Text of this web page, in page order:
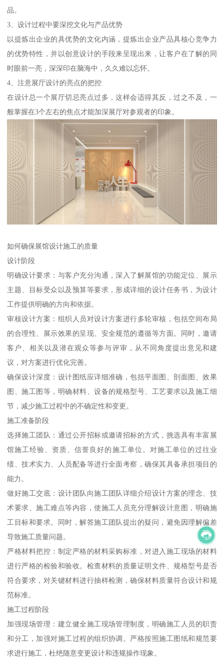
品。
3、设计过程中要深挖文化与产品优势
以提炼出企业的具优势的文化内涵，提炼出企业产品具核心竞争力
的优势特性，并以创意设计的手段来呈现出来，让客户在了解的同
时眼前一亮，深深印在脑海中，久久难以忘怀。
4、注意展厅设计的亮点的把控
在设计总一个展厅切忌亮点过多，这样会适得其反，过之不及，一
般掌握在3个左右的焦点才能加深展厅对参观者的印象。
如何确保展馆设计施工的质量
设计阶段
明确设计要求：与客户充分沟通，深入了解展馆的功能定位、展示
主题、目标受众以及预算等要求，形成详细的设计任务书，为设计
工作提供明确的方向和依据。
审核设计方案：组织人员对设计方案进行多轮审核，包括空间布局
的合理性、展示效果的呈现、安全规范的遵循等方面。同时，邀请
客户、相关以及潜在观众等参与评审，从不同角度提出意见和建
议，对方案进行优化完善。
确保设计深度：设计图纸应详细准确，包括平面图、剖面图、效果
图、施工图等，明确材料、设备的规格型号、工艺要求以及施工细
节，减少施工过程中的不确定性和变更。
施工准备阶段
选择施工团队：通过公开招标或邀请招标的方式，挑选具有丰富展
馆施工经验、资质、信誉良好的施工单位。对施工单位的过往业
绩、技术实力、人员配备等进行全面考察，确保其具备承担项目的
能力。
做好施工交底：设计团队向施工团队详细介绍设计方案的理念、技
术要求、施工难点等内容，使施工人员充分理解设计意图，明确施
工目标和要求。同时，解答施工团队提出的疑问，避免因理解偏差
导致施工质量问题。
严格材料把控：制定严格的材料采购标准，对进入施工现场的材料
进行严格的检验和验收。检查材料的质量证明文件、规格型号是否
符合要求，对关键材料进行抽样检测，确保材料质量符合设计和规
范标准。
施工过程阶段
加强现场管理：建立健全施工现场管理制度，明确施工人员的职责
和分工，加强对施工过程的组织协调。严格按照施工图纸和规范要
求进行施工，杜绝随意变更设计和违规操作现象。